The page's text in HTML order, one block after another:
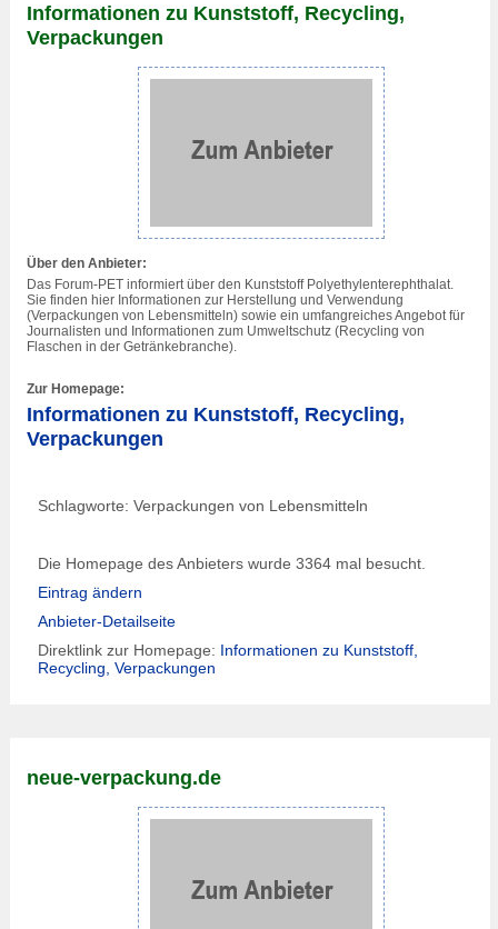
Informationen zu Kunststoff, Recycling,
Verpackungen
Über den Anbieter:
Das Forum-PET informiert über den Kunststoff Polyethylenterephthalat.
Sie finden hier Informationen zur Herstellung und Verwendung
(Verpackungen von Lebensmitteln) sowie ein umfangreiches Angebot für
Journalisten und Informationen zum Umweltschutz (Recycling von
Flaschen in der Getränkebranche).
Zur Homepage:
Informationen zu Kunststoff, Recycling,
Verpackungen
Schlagworte: Verpackungen von Lebensmitteln
Die Homepage des Anbieters wurde 3364 mal besucht.
Eintrag ändern
Anbieter-Detailseite
Direktlink zur Homepage: Informationen zu Kunststoff,
Recycling, Verpackungen
neue-verpackung.de